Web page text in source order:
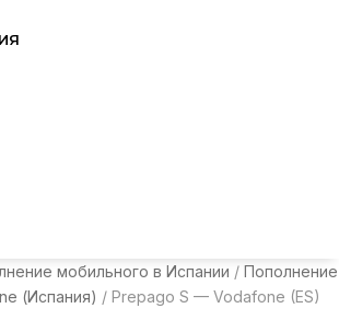
мобильного в Испании / Пополнение
(Испания) / Prepago S — Vodafone (ES)